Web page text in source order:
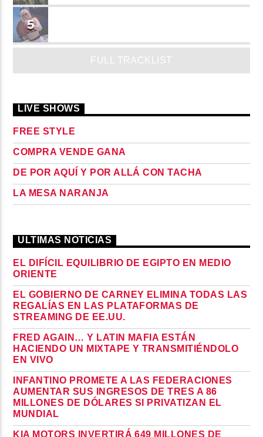
5
FULL TRACKLIST
LIVE SHOWS
FREE STYLE
COMPRA VENDE GANA
DE POR AQUÍ Y POR ALLÁ CON TACHA
LA MESA NARANJA
ULTIMAS NOTICIAS
EL DIFÍCIL EQUILIBRIO DE EGIPTO EN MEDIO
ORIENTE
EL GOBIERNO DE CARNEY ELIMINA TODAS LAS
REGALÍAS EN LAS PLATAFORMAS DE
STREAMING DE EE.UU.
FRED AGAIN… Y LATIN MAFIA ESTÁN
HACIENDO UN MIXTAPE Y TRANSMITIÉNDOLO
EN VIVO
INFANTINO PROMETE A LAS FEDERACIONES
AUMENTAR SUS INGRESOS DE TRES A 86
MILLONES DE DÓLARES SI PRIVATIZAN EL
MUNDIAL
KIA MOTORS INVERTIRÁ 649 MILLONES DE